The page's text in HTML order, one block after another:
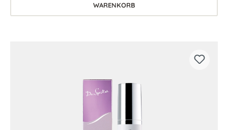
WARENKORB